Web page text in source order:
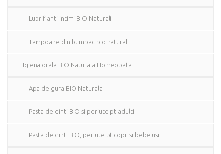
Lubrifianti intimi BIO Naturali
Tampoane din bumbac bio natural
Igiena orala BIO Naturala Homeopata
Apa de gura BIO Naturala
Pasta de dinti BIO si periute pt adulti
Pasta de dinti BIO, periute pt copii si bebelusi